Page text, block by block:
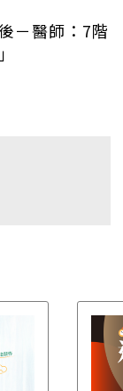
－醫師：7階